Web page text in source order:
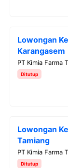
Lowongan
Karangasem
PT Kimia Farma
Ditutup
Lowongan
Tamiang
PT Kimia Farma
Ditutup